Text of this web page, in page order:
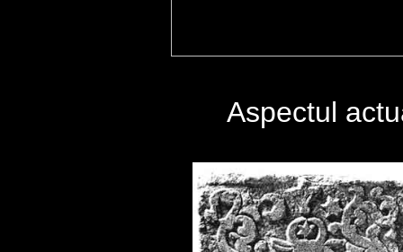
Aspectul